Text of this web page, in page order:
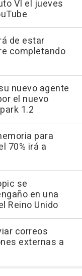
VI el jueves
de estar
completando
nuevo agente
el nuevo
1.2
para
70% irá a
se
en una
Reino Unido
correos
externas a